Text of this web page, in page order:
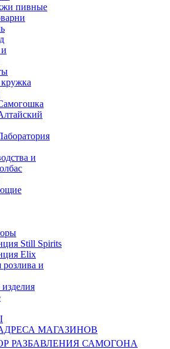
пивные
и
Still Spirits
Elix
и
МАГАЗИНОВ
РАЗБАВЛЕНИЯ САМОГОНА